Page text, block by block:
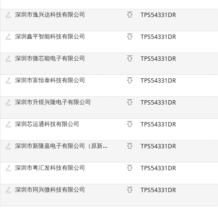
深圳市逸兴达科技有限公司 TPS54331DR
深圳鑫平智能科技有限公司 TPS54331DR
深圳市微芯能电子有限公司 TPS54331DR
深圳市富恒泰科技有限公司 TPS54331DR
深圳市升煜兴隆电子有限公司 TPS54331DR
深圳芯运通科技有限公司 TPS54331DR
深圳市新隆嘉电子有限公司（原新隆电子） TPS54331DR
深圳市粤汇发科技有限公司 TPS54331DR
深圳市同兴微科技有限公司 TPS54331DR